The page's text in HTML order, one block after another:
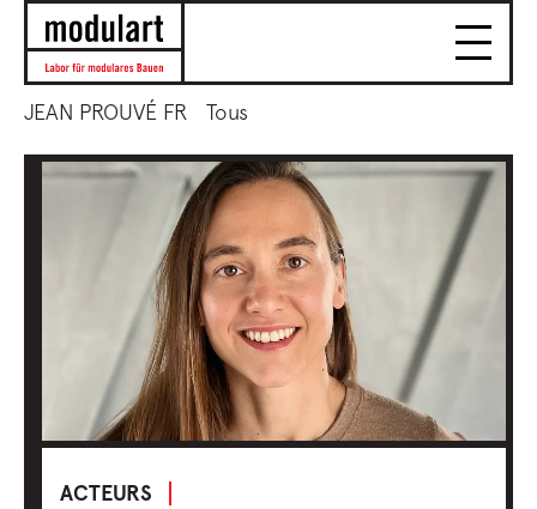
JEAN PROUVÉ FR Tous
ACTEURS